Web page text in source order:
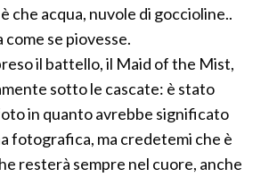
che acqua, nuvole di goccioline..
se piovesse.
il battello, il Maid of the Mist,
sotto le cascate: è stato
in quanto avrebbe significato
fotografica, ma credetemi che è
resterà sempre nel cuore, anche